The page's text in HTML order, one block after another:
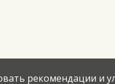
рекомендации и